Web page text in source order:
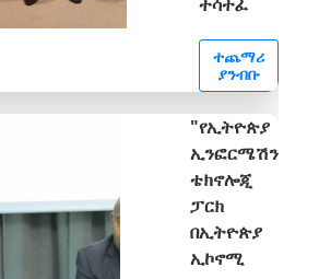
ተጨማሪ
ያንብቡ
"የኢትዮጵያ
ኢንፎርሜሽን
ቴክኖሎጂ
ፓርክ
በኢትዮጵያ
ኢኮኖሚ